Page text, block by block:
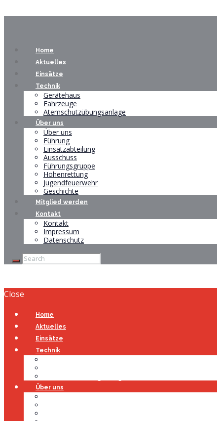
Home
Aktuelles
Einsätze
Technik
Gerätehaus
Fahrzeuge
Atemschutzübungsanlage
Über uns
Über uns
Führung
Einsatzabteilung
Ausschuss
Führungsgruppe
Höhenrettung
Jugendfeuerwehr
Geschichte
Mitglied werden
Kontakt
Kontakt
Impressum
Datenschutz
Close
Home
Aktuelles
Einsätze
Technik
Über uns